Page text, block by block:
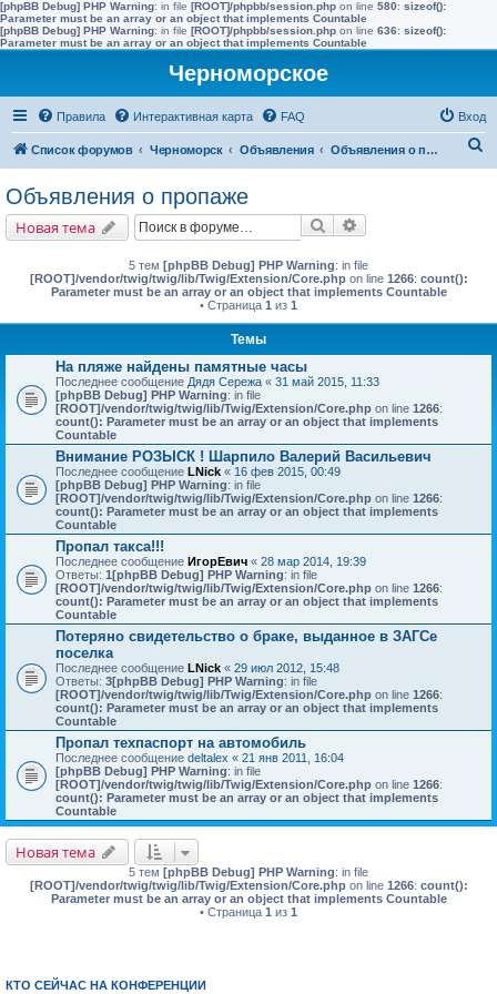
[phpBB Debug] PHP Warning: in file [ROOT]/phpbb/session.php on line 580: sizeof():
Parameter must be an array or an object that implements Countable
[phpBB Debug] PHP Warning: in file [ROOT]/phpbb/session.php on line 636: sizeof():
Parameter must be an array or an object that implements Countable
Черноморское
Правила Интерактивная карта FAQ Вход
Список форумов Черноморск Объявления Объявления о пропаже
Объявления о пропаже
Новая тема Поиск
5 тем [phpBB Debug] PHP Warning: in file
[ROOT]/vendor/twig/twig/lib/Twig/Extension/Core.phpon line 1266: count():
Parameter must be an array or an object that implements Countable
• Страница 1 из 1
Темы
На пляже найдены памятные часы
Последнее сообщение Дядя Сережа « 31 май 2015, 11:33
[phpBB Debug] PHP Warning: in file
[ROOT]/vendor/twig/twig/lib/Twig/Extension/Core.php on line 1266:
count(): Parameter must be an array or an object that implements
Countable
Внимание РОЗЫСК ! Шарпило Валерий Васильевич
Последнее сообщение LNick « 16 фев 2015, 00:49
[phpBB Debug] PHP Warning: in file
[ROOT]/vendor/twig/twig/lib/Twig/Extension/Core.php on line 1266:
count(): Parameter must be an array or an object that implements
Countable
Пропал такса!!!
Последнее сообщение ИгорЕвич « 28 мар 2014, 19:39
Ответы: 1[phpBB Debug] PHP Warning: in file
[ROOT]/vendor/twig/twig/lib/Twig/Extension/Core.php on line 1266:
count(): Parameter must be an array or an object that implements
Countable
Потеряно свидетельство о браке, выданное в ЗАГСе
поселка
Последнее сообщение LNick « 29 июл 2012, 15:48
Ответы: 3[phpBB Debug] PHP Warning: in file
[ROOT]/vendor/twig/twig/lib/Twig/Extension/Core.php on line 1266:
count(): Parameter must be an array or an object that implements
Countable
Пропал техпаспорт на автомобиль
Последнее сообщение deltalex « 21 янв 2011, 16:04
[phpBB Debug] PHP Warning: in file
[ROOT]/vendor/twig/twig/lib/Twig/Extension/Core.php on line 1266:
count(): Parameter must be an array or an object that implements
Countable
Новая тема
5 тем [phpBB Debug] PHP Warning: in file
[ROOT]/vendor/twig/twig/lib/Twig/Extension/Core.phpon line 1266: count():
Parameter must be an array or an object that implements Countable
• Страница 1 из 1
КТО СЕЙЧАС НА КОНФЕРЕНЦИИ